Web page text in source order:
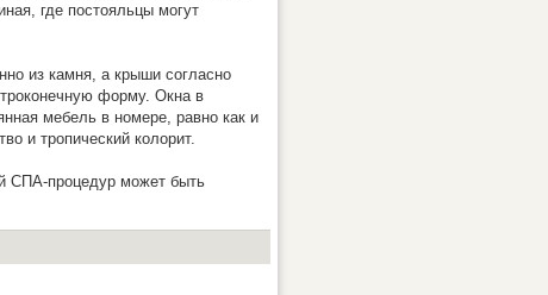
где постояльцы могут
из камня, а крыши согласно
форму. Окна в
мебель в номере, равно как и
и тропический колорит.
СПА-процедур может быть